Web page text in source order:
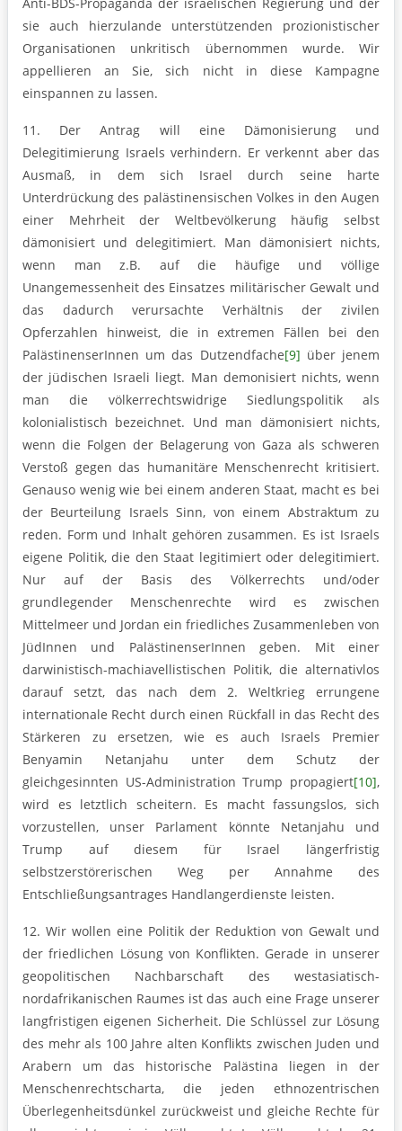
sie auch hierzulande unterstützenden prozionistischer
Organisationen unkritisch übernommen wurde. Wir
appellieren an Sie, sich nicht in diese Kampagne
einspannen zu lassen.
11. Der Antrag will eine Dämonisierung und
Delegitimierung Israels verhindern. Er verkennt aber das
Ausmaß, in dem sich Israel durch seine harte
Unterdrückung des palästinensischen Volkes in den Augen
einer Mehrheit der Weltbevölkerung häufig selbst
dämonisiert und delegitimiert. Man dämonisiert nichts,
wenn man z.B. auf die häufige und völlige
Unangemessenheit des Einsatzes militärischer Gewalt und
das dadurch verursachte Verhältnis der zivilen
Opferzahlen hinweist, die in extremen Fällen bei den
PalästinenserInnen um das Dutzendfache[9] über jenem
der jüdischen Israeli liegt. Man demonisiert nichts, wenn
man die völkerrechtswidrige Siedlungspolitik als
kolonialistisch bezeichnet. Und man dämonisiert nichts,
wenn die Folgen der Belagerung von Gaza als schweren
Verstoß gegen das humanitäre Menschenrecht kritisiert.
Genauso wenig wie bei einem anderen Staat, macht es bei
der Beurteilung Israels Sinn, von einem Abstraktum zu
reden. Form und Inhalt gehören zusammen. Es ist Israels
eigene Politik, die den Staat legitimiert oder delegitimiert.
Nur auf der Basis des Völkerrechts und/oder
grundlegender Menschenrechte wird es zwischen
Mittelmeer und Jordan ein friedliches Zusammenleben von
JüdInnen und PalästinenserInnen geben. Mit einer
darwinistisch-machiavellistischen Politik, die alternativlos
darauf setzt, das nach dem 2. Weltkrieg errungene
internationale Recht durch einen Rückfall in das Recht des
Stärkeren zu ersetzen, wie es auch Israels Premier
Benyamin Netanjahu unter dem Schutz der
gleichgesinnten US-Administration Trump propagiert[10],
wird es letztlich scheitern. Es macht fassungslos, sich
vorzustellen, unser Parlament könnte Netanjahu und
Trump auf diesem für Israel längerfristig
selbstzerstörerischen Weg per Annahme des
Entschließungsantrages Handlangerdienste leisten.
12. Wir wollen eine Politik der Reduktion von Gewalt und
der friedlichen Lösung von Konflikten. Gerade in unserer
geopolitischen Nachbarschaft des westasiatisch-
nordafrikanischen Raumes ist das auch eine Frage unserer
langfristigen eigenen Sicherheit. Die Schlüssel zur Lösung
des mehr als 100 Jahre alten Konflikts zwischen Juden und
Arabern um das historische Palästina liegen in der
Menschenrechtscharta, die jeden ethnozentrischen
Überlegenheitsdünkel zurückweist und gleiche Rechte für